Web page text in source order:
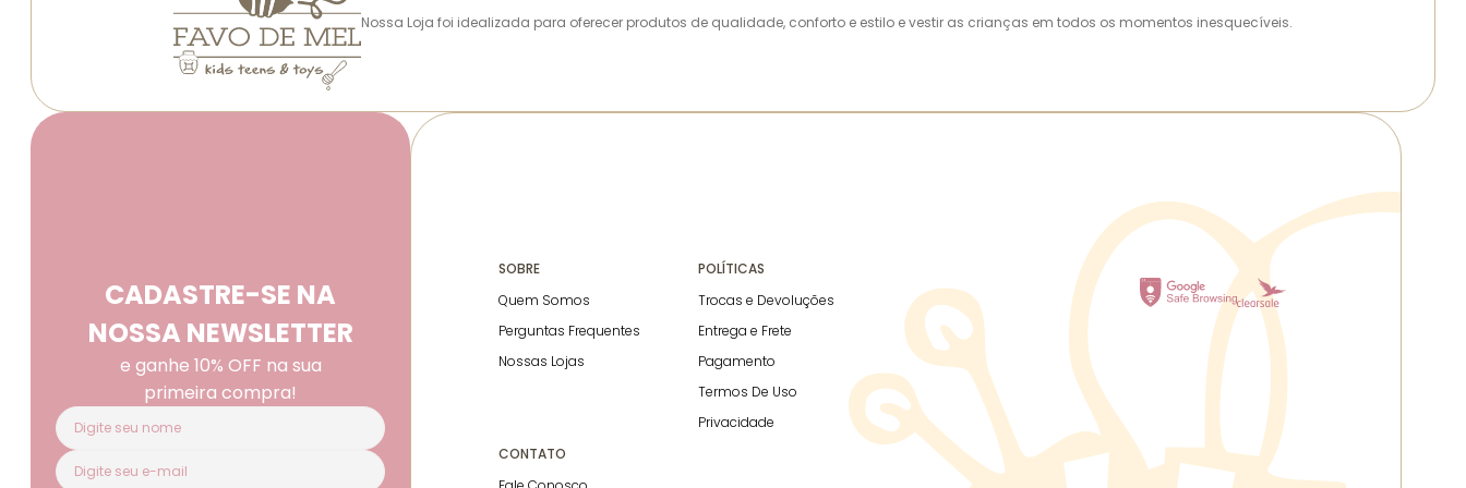
Nossa Loja foi idealizada para oferecer produtos de qualidade, conforto e estilo e vestir as crianças em todos os momentos inesquecíveis.
CADASTRE-SE NA
NOSSA NEWSLETTER
e ganhe 10% OFF na sua
primeira compra!
SOBRE
Quem Somos
Perguntas Frequentes
Nossas Lojas
POLÍTICAS
Trocas e Devoluções
Entrega e Frete
Pagamento
Termos De Uso
Privacidade
CONTATO